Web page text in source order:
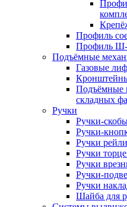
Профиль
Профиль Ш-
Подъёмные
Газовые
Подъёмные
складных
Ручки
Ручки-
Ручки-
Ручки
Ручки
Ручки
Ручки-
Ручки
Шайба для